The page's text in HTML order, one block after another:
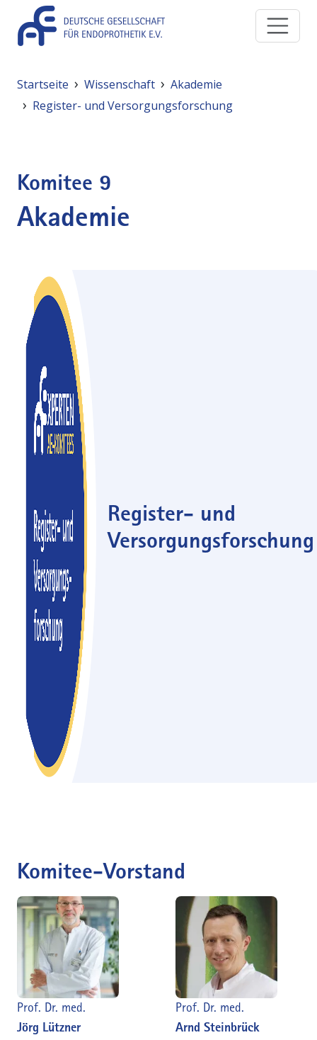
Direkt zum Inhalt
Pfadnavigation
Startseite Wissenschaft
Akademie
Register- und Versorgungsforschung
Komitee 9
Akademie
Register- und
Versorgungsforschung
Komitee-Vorstand
Prof. Dr. med.
Jörg Lützner
Prof. Dr. med.
Arnd Steinbrück